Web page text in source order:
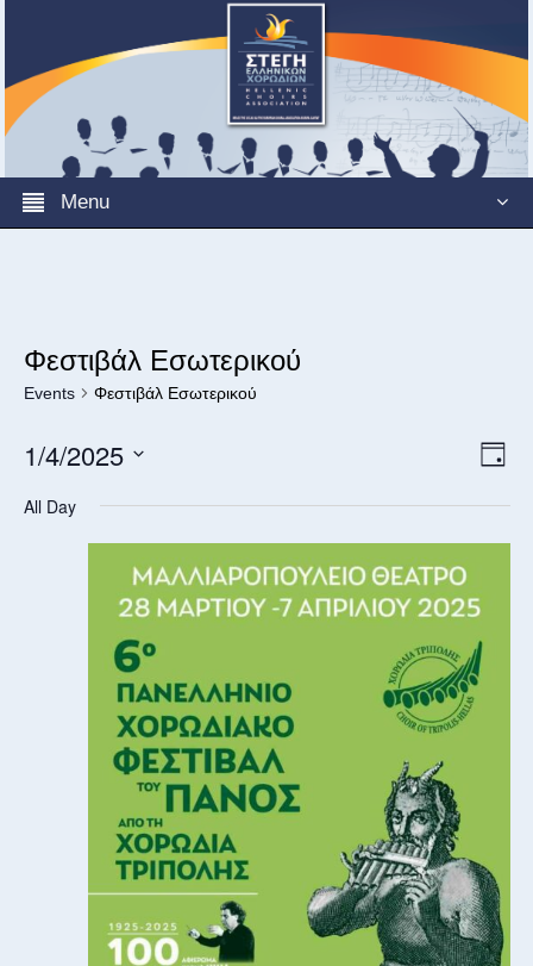
Menu
Φεστιβάλ Εσωτερικού
Events Φεστιβάλ Εσωτερικού
Day
1/4/2025
date.
All Day